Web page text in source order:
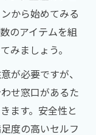
から始めてみる
のアイテムを組
みましょう。
が必要ですが、
せ窓口があるた
ます。安全性と
度の高いセルフ